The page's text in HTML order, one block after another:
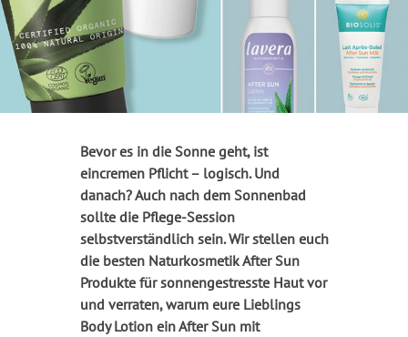
Bevor es in die Sonne geht, ist
eincremen Pflicht – logisch. Und
danach? Auch nach dem Sonnenbad
sollte die Pflege-Session
selbstverständlich sein. Wir stellen euch
die besten Naturkosmetik After Sun
Produkte für sonnengestresste Haut vor
und verraten, warum eure Lieblings
Body Lotion ein After Sun mit